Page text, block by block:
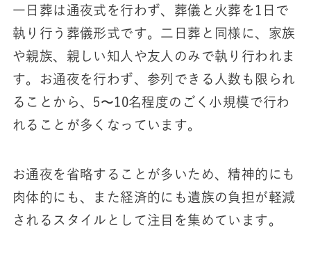
一日葬は通夜式を行わず、葬儀と火葬を1日で
執り行う葬儀形式です。二日葬と同様に、家族
や親族、親しい知人や友人のみで執り行われま
す。お通夜を行わず、参列できる人数も限られ
ることから、5〜10名程度のごく小規模で行わ
れることが多くなっています。
お通夜を省略することが多いため、精神的にも
肉体的にも、また経済的にも遺族の負担が軽減
されるスタイルとして注目を集めています。